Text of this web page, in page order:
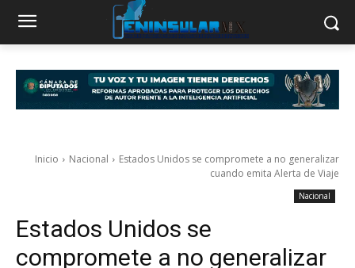
Inicio Nacional
Estados Unidos se compromete a no generalizar
cuando emita Alerta de Viaje
Nacional
Estados Unidos se
compromete a no generalizar